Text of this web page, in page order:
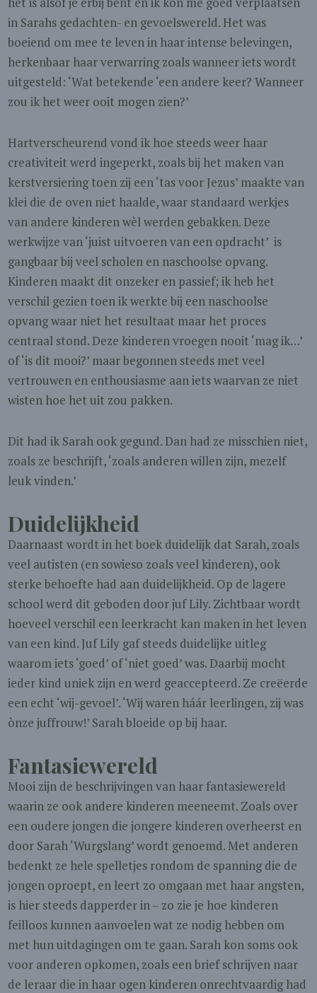
in Sarahs gedachten- en gevoelswereld. Het was
boeiend om mee te leven in haar intense belevingen,
herkenbaar haar verwarring zoals wanneer iets wordt
uitgesteld: ‘Wat betekende ‘een andere keer? Wanneer
zou ik het weer ooit mogen zien?’
Hartverscheurend vond ik hoe steeds weer haar
creativiteit werd ingeperkt, zoals bij het maken van
kerstversiering toen zij een ‘tas voor Jezus’ maakte van
klei die de oven niet haalde, waar standaard werkjes
van andere kinderen wèl werden gebakken. Deze
werkwijze van ‘juist uitvoeren van een opdracht’ is
gangbaar bij veel scholen en naschoolse opvang.
Kinderen maakt dit onzeker en passief; ik heb het
verschil gezien toen ik werkte bij een naschoolse
opvang waar niet het resultaat maar het proces
centraal stond. Deze kinderen vroegen nooit ‘mag ik…’
of ‘is dit mooi?’ maar begonnen steeds met veel
vertrouwen en enthousiasme aan iets waarvan ze niet
wisten hoe het uit zou pakken.
Dit had ik Sarah ook gegund. Dan had ze misschien niet,
zoals ze beschrijft, ‘zoals anderen willen zijn, mezelf
leuk vinden.’
Duidelijkheid
Daarnaast wordt in het boek duidelijk dat Sarah, zoals
veel autisten (en sowieso zoals veel kinderen), ook
sterke behoefte had aan duidelijkheid. Op de lagere
school werd dit geboden door juf Lily. Zichtbaar wordt
hoeveel verschil een leerkracht kan maken in het leven
van een kind. Juf Lily gaf steeds duidelijke uitleg
waarom iets ‘goed’ of ‘niet goed’ was. Daarbij mocht
ieder kind uniek zijn en werd geaccepteerd. Ze creëerde
een echt ‘wij-gevoel’. ‘Wij waren háár leerlingen, zij was
ònze juffrouw!’ Sarah bloeide op bij haar.
Fantasiewereld
Mooi zijn de beschrijvingen van haar fantasiewereld
waarin ze ook andere kinderen meeneemt. Zoals over
een oudere jongen die jongere kinderen overheerst en
door Sarah ‘Wurgslang’ wordt genoemd. Met anderen
bedenkt ze hele spelletjes rondom de spanning die de
jongen oproept, en leert zo omgaan met haar angsten,
is hier steeds dapperder in – zo zie je hoe kinderen
feilloos kunnen aanvoelen wat ze nodig hebben om
met hun uitdagingen om te gaan. Sarah kon soms ook
voor anderen opkomen, zoals een brief schrijven naar
de leraar die in haar ogen kinderen onrechtvaardig had